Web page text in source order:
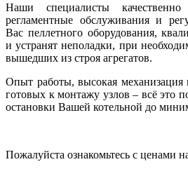
Наши специалисты
регламентные обслуживания и
Вас пеллетного оборудования,
и устранят неполадки, при
вышедших из строя агрегатов.
Опыт работы, высокая механизация
готовых к монтажу узлов – всё это
остановки Вашей котельной до
Пожалуйста ознакомьтесь с ценами